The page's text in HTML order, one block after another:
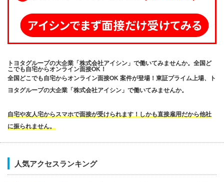
トヨタグループの大企業「株式会社アイシン」で働いてみませんか。全国ど
こでも自宅からオンライン面接OK！
全国どこでも自宅からオンライン面接OK 案件が登場！東証プライム上場、ト
ヨタグループの大企業「株式会社アイシン」で働いてみませんか。
自宅や友人宅からスマホで面接が受けられます！しかも直接雇用だから他社
に振られません。
人気アクセスランキング